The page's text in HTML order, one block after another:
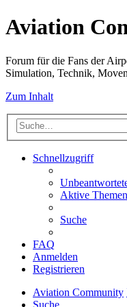
Aviation
Forum für die Fans der
Simulation, Technik,
Zum Inhalt
Schnellzugriff
Aktive Themen
Suche
FAQ
Anmelden
Registrieren
Aviation Community